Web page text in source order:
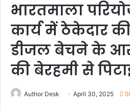
भारतमाला
कार्य में ठेकेदार की
डीजल बेचने के
की बेरहमी से
Author Desk April 30, 2025